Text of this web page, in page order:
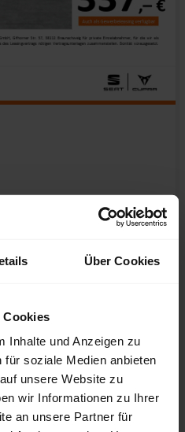
Über Cookies
Cookies
Inhalte und Anzeigen zu
soziale Medien anbieten
unsere Website zu
wir Informationen zu Ihrer
an unsere Partner für